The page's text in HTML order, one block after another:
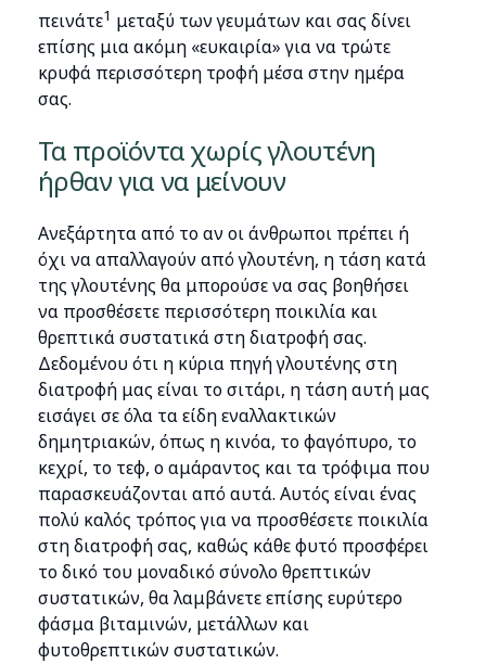
πεινάτε1 μεταξύ των γευμάτων και σας δίνει
επίσης μια ακόμη «ευκαιρία» για να τρώτε
κρυφά περισσότερη τροφή μέσα στην ημέρα
σας.
Τα προϊόντα χωρίς γλουτένη
ήρθαν για να μείνουν
Ανεξάρτητα από το αν οι άνθρωποι πρέπει ή
όχι να απαλλαγούν από γλουτένη, η τάση κατά
της γλουτένης θα μπορούσε να σας βοηθήσει
να προσθέσετε περισσότερη ποικιλία και
θρεπτικά συστατικά στη διατροφή σας.
Δεδομένου ότι η κύρια πηγή γλουτένης στη
διατροφή μας είναι το σιτάρι, η τάση αυτή μας
εισάγει σε όλα τα είδη εναλλακτικών
δημητριακών, όπως η κινόα, το φαγόπυρο, το
κεχρί, το τεφ, ο αμάραντος και τα τρόφιμα που
παρασκευάζονται από αυτά. Αυτός είναι ένας
πολύ καλός τρόπος για να προσθέσετε ποικιλία
στη διατροφή σας, καθώς κάθε φυτό προσφέρει
το δικό του μοναδικό σύνολο θρεπτικών
συστατικών, θα λαμβάνετε επίσης ευρύτερο
φάσμα βιταμινών, μετάλλων και
φυτοθρεπτικών συστατικών.